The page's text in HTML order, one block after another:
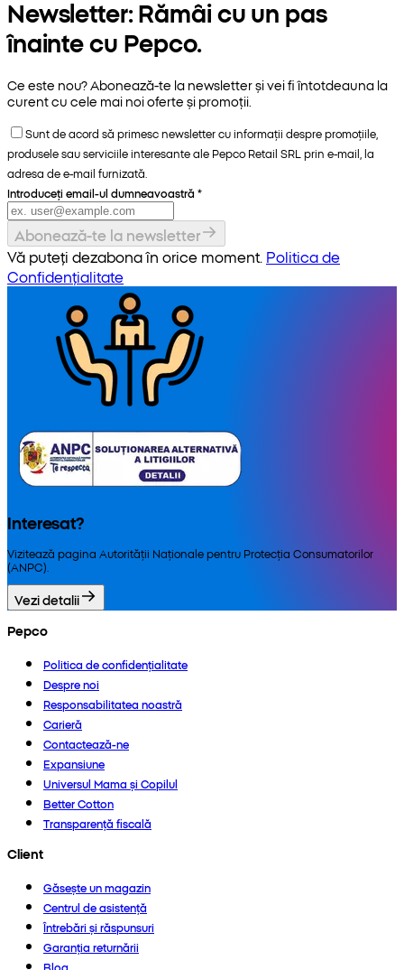
Newsletter: Rămâi cu un pas
înainte cu Pepco.
Ce este nou? Abonează-te la newsletter și vei fi întotdeauna la
curent cu cele mai noi oferte și promoții.
Sunt de acord să primesc newsletter cu informații despre promoțiile,
produsele sau serviciile interesante ale Pepco Retail SRL prin e-mail, la
adresa de e-mail furnizată.
Introduceți email-ul dumneavoastră *
Abonează-te la newsletter
Vă puteți dezabona în orice moment. Politica de
Confidențialitate
Interesat?
Vizitează pagina Autorității Naționale pentru Protecția Consumatorilor
(ANPC).
Vezi detalii
Pepco
Politica de confidențialitate
Despre noi
Responsabilitatea noastră
Carieră
Contactează-ne
Expansiune
Universul Mama și Copilul
Better Cotton
Transparență fiscală
Client
Găsește un magazin
Centrul de asistență
Întrebări și răspunsuri
Garanția returnării
Blog